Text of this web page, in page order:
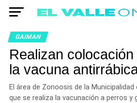
GAIMAN
Realizan
la vacuna
El área de Zonoosis de la
que se realiza la vacunación a perros y